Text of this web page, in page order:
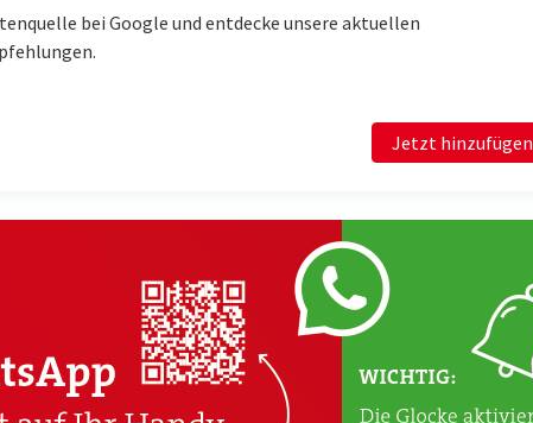
bei Google und entdecke unsere aktuellen
Jetzt hinzufügen